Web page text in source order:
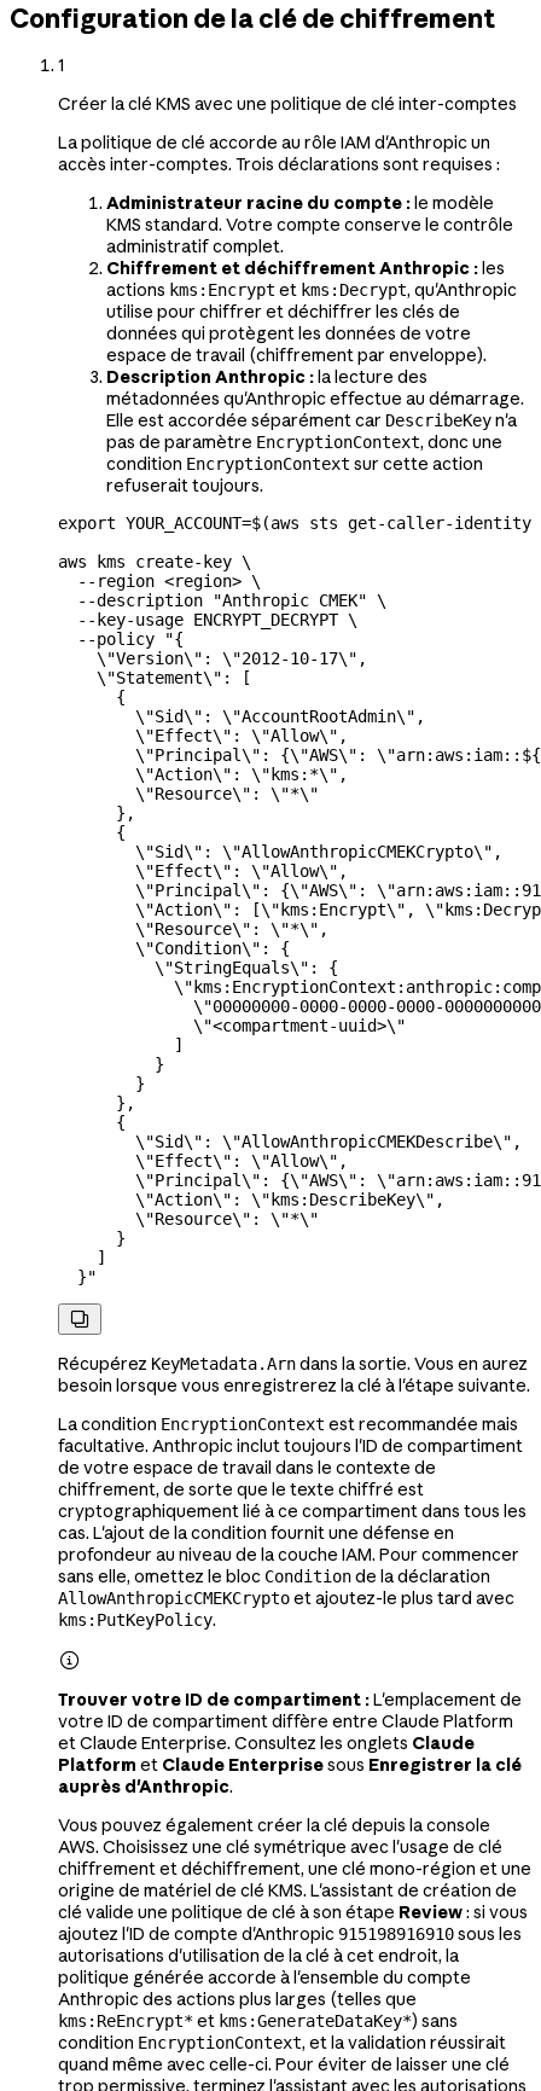
Configuration de la clé de chiffrement
1
Créer la clé KMS avec une politique de clé inter-comptes
La politique de clé accorde au rôle IAM d'Anthropic un
accès inter-comptes. Trois déclarations sont requises :
Administrateur racine du compte : le modèle
KMS standard. Votre compte conserve le contrôle
administratif complet.
Chiffrement et déchiffrement Anthropic : les
actions kms:Encrypt et kms:Decrypt, qu'Anthropic
utilise pour chiffrer et déchiffrer les clés de
données qui protègent les données de votre
espace de travail (chiffrement par enveloppe).
Description Anthropic : la lecture des
métadonnées qu'Anthropic effectue au démarrage.
Elle est accordée séparément car DescribeKeyn'a
pas de paramètre EncryptionContext, donc une
condition EncryptionContext sur cette action
refuserait toujours.
export YOUR_ACCOUNT=$(aws sts get-caller-identity
aws kms create-key \
  --region
<region> \
  --description
"Anthropic CMEK" \
  --key-usage
ENCRYPT_DECRYPT \
  --policy
"{
    \"
Version\" : \"2012-10-17\" ,
    \"
Statement\" : [
      {
        \"
Sid\" : \"AccountRootAdmin\" ,
        \"
Effect\" : \"Allow\" ,
        \"
Principal\" : {\"AWS\" : \"arn:aws:iam::${
        \"
Action\" : \" kms:*\" ,
        \"
Resource\" : \"*\"
      },
      {
        \"
Sid\" : \"AllowAnthropicCMEKCrypto\" ,
        \"
Effect\" : \"Allow\" ,
        \"
Principal\" : {\"AWS\" : \"
        \"
Action\" : [\" kms:Encrypt\" , \"
        \"
Resource\" : \"*\" ,
        \"
Condition\" : {
          \"
StringEquals\" : {
            \"
              \"
00000000-0000-0000-0000-
              \"
<compartment-uuid>\"
            ]
          }
        }
      },
      {
        \"
Sid\" : \"AllowAnthropicCMEKDescribe\" ,
        \"
Effect\" : \"Allow\" ,
        \"
Principal\" : {\"AWS\" : \"
        \"
Action\" : \" kms:DescribeKey\" ,
        \"
Resource\" : \"*\"
      }
    ]
  }"

Récupérez KeyMetadata.Arndans la sortie. Vous en aurez
besoin lorsque vous enregistrerez la clé à l'étape suivante.
La condition EncryptionContext est recommandée mais
facultative. Anthropic inclut toujours l'ID de compartiment
de votre espace de travail dans le contexte de
chiffrement, de sorte que le texte chiffré est
cryptographiquement lié à ce compartiment dans tous les
cas. L'ajout de la condition fournit une défense en
profondeur au niveau de la couche IAM. Pour commencer
sans elle, omettez le bloc Conditionde la déclaration
AllowAnthropicCMEKCryptoet ajoutez-le plus tard avec
kms:PutKeyPolicy.

Trouver votre ID de compartiment :L'emplacement de
votre ID de compartiment diffère entre Claude Platform
et Claude Enterprise. Consultez les onglets Claude
Platform et Claude Enterprisesous Enregistrer la clé
auprès d'Anthropic.
Vous pouvez également créer la clé depuis la console
AWS. Choisissez une clé symétrique avec l'usage de clé
chiffrement et déchiffrement, une clé mono-région et une
origine de matériel de clé KMS. L'assistant de création de
clé valide une politique de clé à son étape Review: si vous
ajoutez l'ID de compte d'Anthropic 915198916910sous les
autorisations d'utilisation de la clé à cet endroit, la
politique générée accorde à l'ensemble du compte
Anthropic des actions plus larges (telles que
kms:ReEncrypt*et kms:GenerateDataKey*) sans
condition EncryptionContext, et la validation réussirait
quand même avec celle-ci. Pour éviter de laisser une clé
trop permissive, terminez l'assistant avec les autorisations